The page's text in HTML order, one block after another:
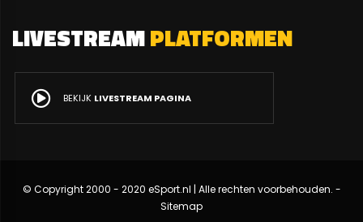
LIVESTREAMPLATFORMEN
BEKIJK LIVESTREAM PAGINA
© Copyright 2000 - 2020 eSport.nl | Alle rechten voorbehouden. -
Sitemap